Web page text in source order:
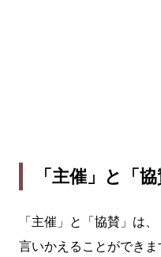
「主催」と「
「主催」と「協賛」は
言いかえることができま